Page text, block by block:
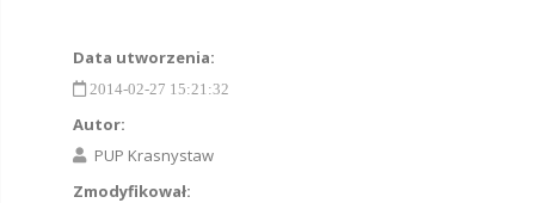
Data utworzenia:
2014-02-27 15:21:32
Autor:
PUP Krasnystaw
Zmodyfikował: